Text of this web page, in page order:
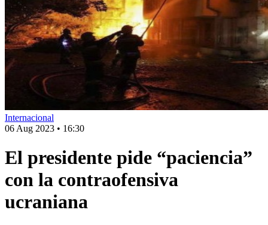
Internacional
06 Aug 2023 • 16:30
El presidente pide “paciencia”
con la contraofensiva
ucraniana